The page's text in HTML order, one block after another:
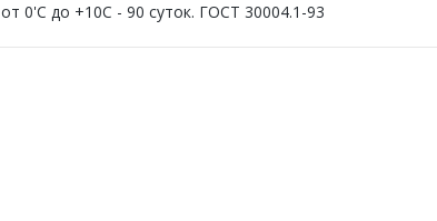
от 0'C до +10С - 90 суток. ГОСТ 30004.1-93